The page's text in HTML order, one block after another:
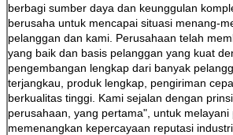
berbagi sumber daya dan keunggulan
berusaha untuk mencapai situasi menang-
pelanggan dan kami. Perusahaan telah
yang baik dan basis pelanggan yang kuat
pengembangan lengkap dari banyak
terjangkau, produk lengkap, pengiriman
berkualitas tinggi. Kami sejalan dengan
perusahaan, yang pertama", untuk melayani
memenangkan kepercayaan reputasi